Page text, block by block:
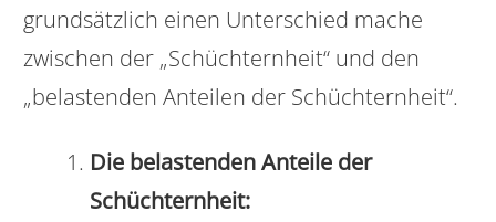
grundsätzlich einen Unterschied mache
zwischen der „Schüchternheit“ und den
„belastenden Anteilen der Schüchternheit“.
Die belastenden Anteile der
Schüchternheit: